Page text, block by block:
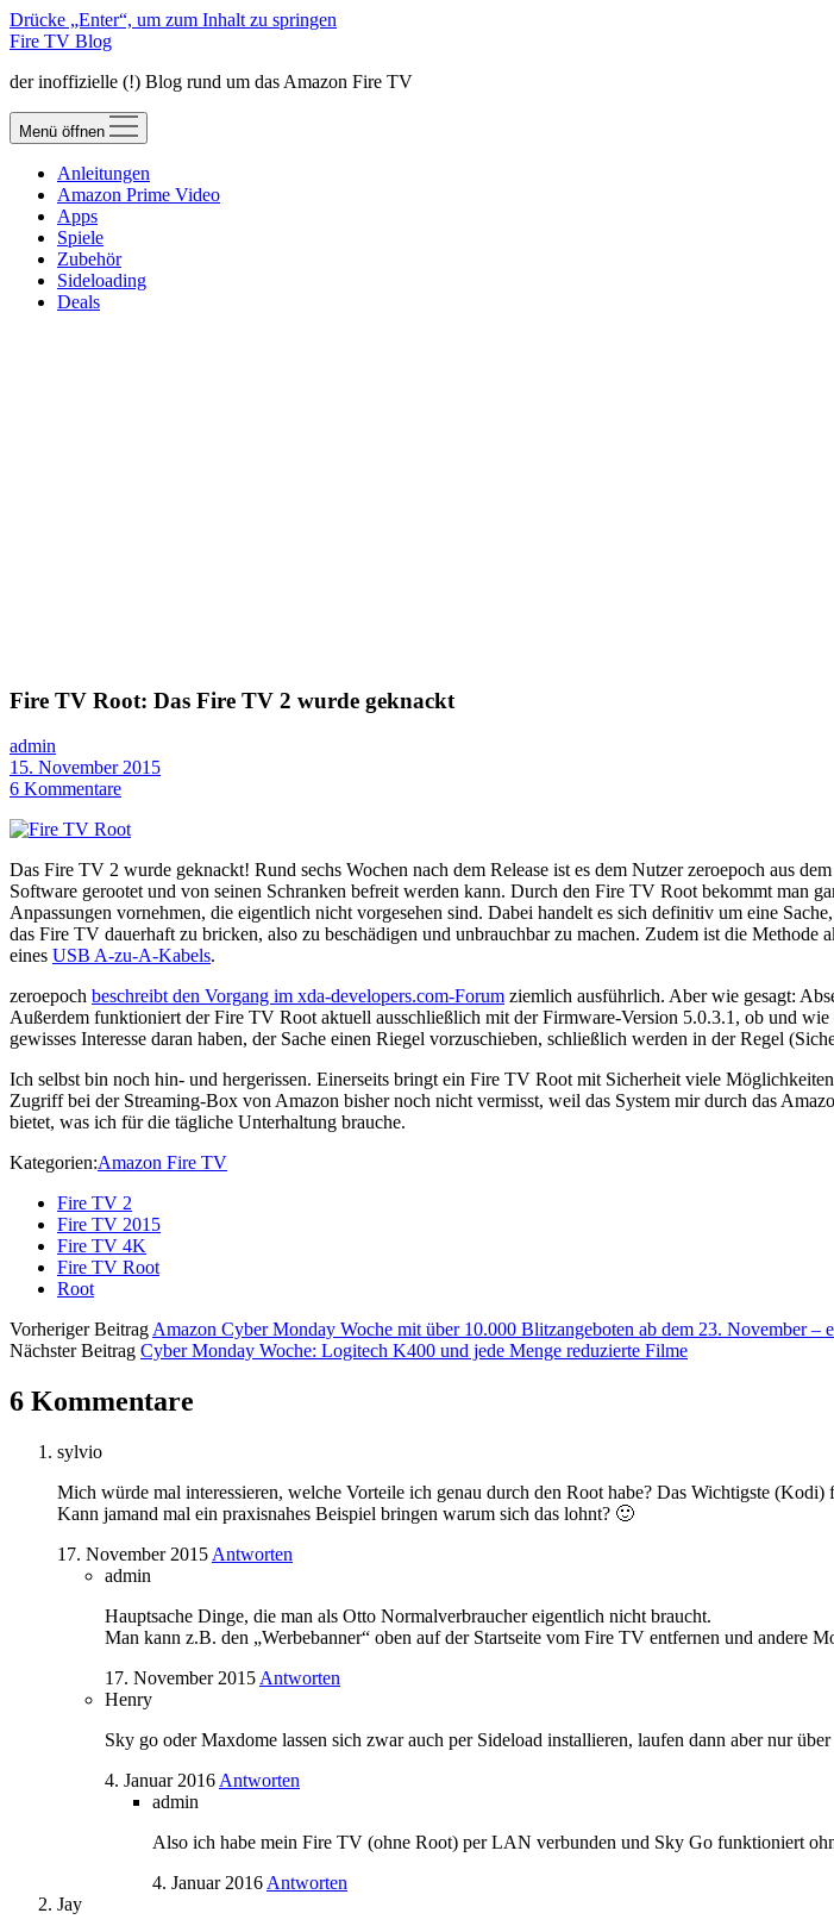
Drücke „Enter“, um zum Inhalt zu springen
Fire TV Blog
der inoffizielle (!) Blog rund um das Amazon Fire TV
Menü öffnen
Anleitungen
Amazon Prime Video
Apps
Spiele
Zubehör
Sideloading
Deals
Fire TV Root: Das Fire TV 2 wurde geknackt
admin
15. November 2015
6 Kommentare
Das Fire TV 2 wurde geknackt! Rund sechs Wochen nach dem Release ist es dem Nutzer zeroepoch aus
Software gerootet und von seinen Schranken befreit werden kann. Durch den Fire TV Root bekommt
Anpassungen vornehmen, die eigentlich nicht vorgesehen sind. Dabei handelt es sich definitiv um eine
das Fire TV dauerhaft zu bricken, also zu beschädigen und unbrauchbar zu machen. Zudem ist die
eines USB A-zu-A-Kabels.
zeroepoch beschreibt den Vorgang im xda-developers.com-Forum ziemlich ausführlich. Aber wie gesagt:
Außerdem funktioniert der Fire TV Root aktuell ausschließlich mit der Firmware-Version 5.0.3.1, ob und
gewisses Interesse daran haben, der Sache einen Riegel vorzuschieben, schließlich werden in der Regel
Ich selbst bin noch hin- und hergerissen. Einerseits bringt ein Fire TV Root mit Sicherheit viele
Zugriff bei der Streaming-Box von Amazon bisher noch nicht vermisst, weil das System mir durch das
bietet, was ich für die tägliche Unterhaltung brauche.
Kategorien:Amazon Fire TV
Fire TV 2
Fire TV 2015
Fire TV 4K
Fire TV Root
Root
Vorheriger BeitragAmazon Cyber Monday Woche mit über 10.000 Blitzangeboten ab dem 23. November –
Nächster Beitrag Cyber Monday Woche: Logitech K400 und jede Menge reduzierte Filme
6 Kommentare
sylvio
Mich würde mal interessieren, welche Vorteile ich genau durch den Root habe? Das Wichtigste
Kann jamand mal ein praxisnahes Beispiel bringen warum sich das lohnt? 🙂
17. November 2015 Antworten
admin
Hauptsache Dinge, die man als Otto Normalverbraucher eigentlich nicht braucht.
Man kann z.B. den „Werbebanner“ oben auf der Startseite vom Fire TV entfernen und andere
17. November 2015 Antworten
Henry
Sky go oder Maxdome lassen sich zwar auch per Sideload installieren, laufen dann aber
4. Januar 2016 Antworten
admin
Also ich habe mein Fire TV (ohne Root) per LAN verbunden und Sky Go funktioniert
4. Januar 2016 Antworten
Jay